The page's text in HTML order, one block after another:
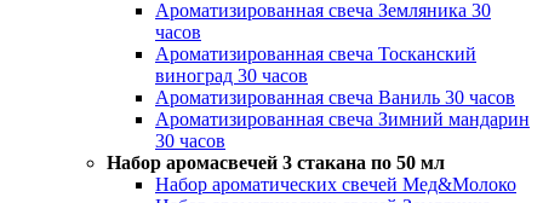
Ароматизированная свеча Земляника 30
часов
Ароматизированная свеча Тосканский
виноград 30 часов
Ароматизированная свеча Ваниль 30 часов
Ароматизированная свеча Зимний мандарин
30 часов
Набор аромасвечей 3 стакана по 50 мл
Набор ароматических свечей Мед&Молоко